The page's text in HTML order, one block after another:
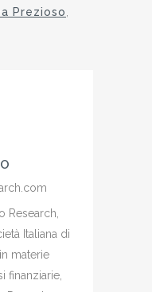
Prezioso,
Research,
Italiana di
materie
finanziarie,